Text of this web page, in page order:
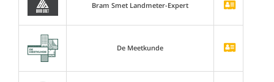
Bram Smet Landmeter-Expert
De Meetkunde